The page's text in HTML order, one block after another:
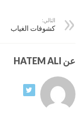
التالي:
كشوفات الغياب
عن HATEM ALI